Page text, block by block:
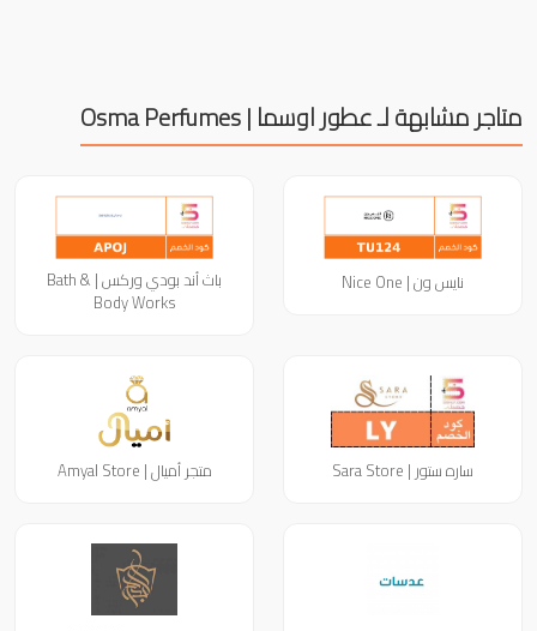
متاجر مشابهة لـ عطور اوسما | Osma Perfumes
نايس ون | Nice One باث أند بودي وركس | Bath &
Body Works
ساره ستور | Sara Store متجر أميال | Amyal Store